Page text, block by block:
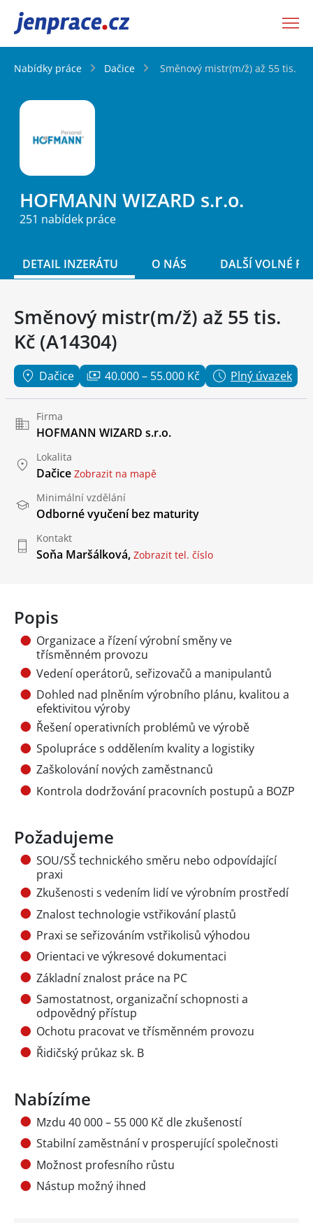
JenPráce.cz
Nabídky práce Dačice Směnový mistr(m/ž) až 55 tis. Kč
HOFMANN WIZARD s.r.o.
251 nabídek práce
DETAIL INZERÁTU O NÁS DALŠÍ VOLNÉ
Směnový mistr(m/ž) až 55 tis.
Kč (A14304)
Dačice 40.000 – 55.000 Kč Plný úvazek
Firma
HOFMANN WIZARD s.r.o.
Lokalita
Dačice Zobrazit na mapě
Minimální vzdělání
Odborné vyučení bez maturity
Kontakt
Soňa Maršálková, Zobrazit tel. číslo
Popis
Organizace a řízení výrobní směny ve
třísměnném provozu
Vedení operátorů, seřizovačů a manipulantů
Dohled nad plněním výrobního plánu, kvalitou a
efektivitou výroby
Řešení operativních problémů ve výrobě
Spolupráce s oddělením kvality a logistiky
Zaškolování nových zaměstnanců
Kontrola dodržování pracovních postupů a BOZP
Požadujeme
SOU/SŠ technického směru nebo odpovídající
praxi
Zkušenosti s vedením lidí ve výrobním prostředí
Znalost technologie vstřikování plastů
Praxi se seřizováním vstřikolisů výhodou
Orientaci ve výkresové dokumentaci
Základní znalost práce na PC
Samostatnost, organizační schopnosti a
odpovědný přístup
Ochotu pracovat ve třísměnném provozu
Řidičský průkaz sk. B
Nabízíme
Mzdu 40 000 – 55 000 Kč dle zkušeností
Stabilní zaměstnání v prosperující společnosti
Možnost profesního růstu
Nástup možný ihned